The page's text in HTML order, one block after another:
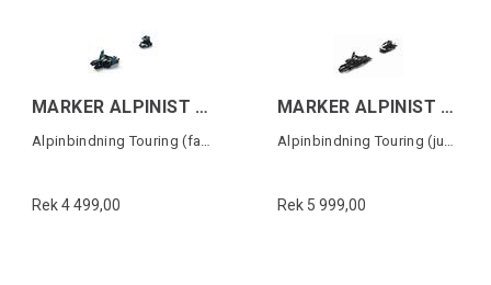
MARKER ALPINIST 9 Svart/Turkos
Alpinbindning Touring (fast)utan stopper
Rek 4 499,00
MARKER ALPINIST 9 DEMO 105MM Svart/Grå
Alpinbindning Touring (justerbar)
Rek 5 999,00